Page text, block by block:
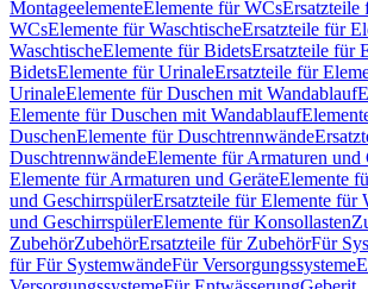
MontageelementeElemente für WCsErsatzteile
WCsElemente für WaschtischeErsatzteile für
WaschtischeElemente für BidetsErsatzteile für
BidetsElemente für UrinaleErsatzteile für
UrinaleElemente für Duschen mit Wandablauf
Elemente für Duschen mit Wandablauf
DuschenElemente für Duschtrennwände
DuschtrennwändeElemente für Armaturen und
Elemente für Armaturen und GeräteElemente
und GeschirrspülerErsatzteile für Elemente für
und GeschirrspülerElemente für Konsollasten
ZubehörZubehörErsatzteile für ZubehörFür
für Für SystemwändeFür Versorgungssysteme